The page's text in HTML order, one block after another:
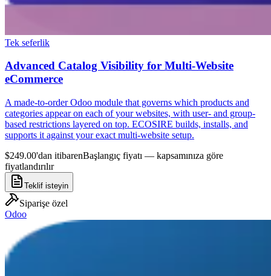
Tek seferlik
Advanced Catalog Visibility for Multi-Website
eCommerce
A made-to-order Odoo module that governs which products and
categories appear on each of your websites, with user- and group-
based restrictions layered on top. ECOSIRE builds, installs, and
supports it against your exact multi-website setup.
$249.00'dan itibarenBaşlangıç fiyatı — kapsamınıza göre
fiyatlandırılır
Teklif isteyin
Siparişe özel
Odoo